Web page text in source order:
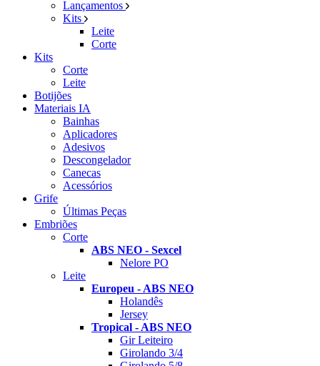
Lançamentos
Kits
Leite
Corte
Kits
Corte
Leite
Botijões
Materiais IA
Bainhas
Aplicadores
Adesivos
Descongelador
Canecas
Acessórios
Grife
Últimas Peças
Embriões
Corte
ABS NEO - Sexcel
Nelore PO
Leite
Europeu - ABS NEO
Holandês
Jersey
Tropical - ABS NEO
Gir Leiteiro
Girolando 3/4